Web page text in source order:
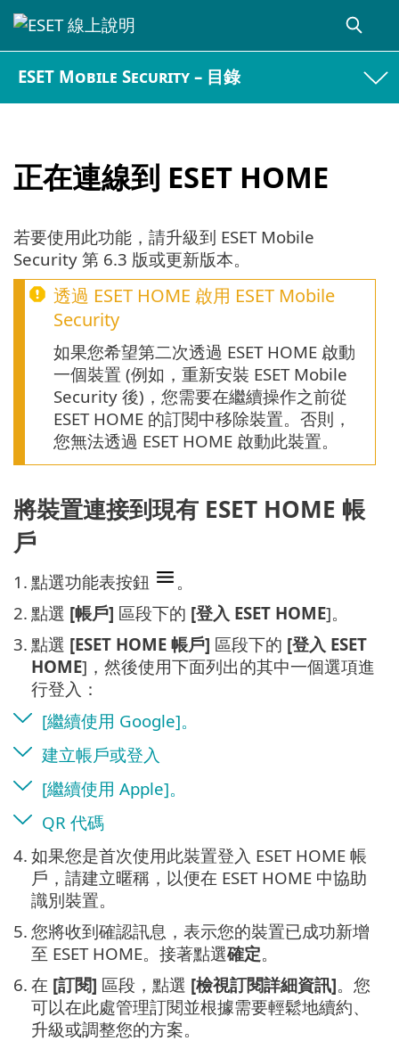
ESET Mobile Security – 目錄
正在連線到 ESET HOME
若要使用此功能，請升級到 ESET Mobile
Security 第 6.3 版或更新版本。
透過 ESET HOME 啟用 ESET Mobile
Security
如果您希望第二次透過 ESET HOME 啟動
一個裝置 (例如，重新安裝 ESET Mobile
Security 後)，您需要在繼續操作之前從
ESET HOME 的訂閱中移除裝置。否則，
您無法透過 ESET HOME 啟動此裝置。
將裝置連接到現有 ESET HOME 帳
戶
1. 點選功能表按鈕
。
2. 點選 [帳戶] 區段下的 [登入 ESET HOME]。
3. 點選 [ESET HOME 帳戶] 區段下的 [登入 ESET
HOME]，然後使用下面列出的其中一個選項進
行登入：
[繼續使用 Google]。
建立帳戶或登入
[繼續使用 Apple]。
QR 代碼
4. 如果您是首次使用此裝置登入 ESET HOME 帳
戶，請建立暱稱，以便在 ESET HOME 中協助
識別裝置。
5. 您將收到確認訊息，表示您的裝置已成功新增
至 ESET HOME。接著點選確定。
6. 在 [訂閱] 區段，點選 [檢視訂閱詳細資訊]。您
可以在此處管理訂閱並根據需要輕鬆地續約、
升級或調整您的方案。